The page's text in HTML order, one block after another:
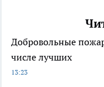
Добровольные
числе лучших
13:23